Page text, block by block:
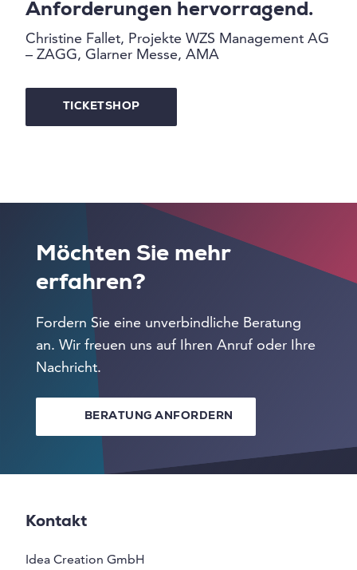
Anforderungen hervorragend.
Christine Fallet, Projekte WZS Management AG
– ZAGG, Glarner Messe, AMA
TICKETSHOP
Möchten Sie mehr
erfahren?
Fordern Sie eine unverbindliche Beratung
an. Wir freuen uns auf Ihren Anruf oder Ihre
Nachricht.
BERATUNG ANFORDERN
Kontakt
Idea Creation GmbH